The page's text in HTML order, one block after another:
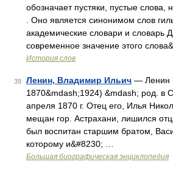
обозначает пустяки, пустые слова,
. Оно является синонимом слов
академические словари и словарь
современное значение этого
История слов
39 Ленин, Владимир Ильич — Ленин
1870&mdash;1924) &mdash; род. в
апреля 1870 г. Отец его, Илья
мещан гор. Астрахани, лишился
был воспитан старшим братом,
которому и&#8230; …
Большая биографическая энциклопедия